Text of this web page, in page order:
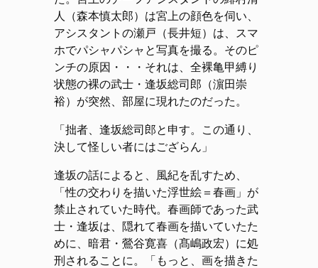
人（森本慎太郎）は宮上の顔色を伺い、
アシスタントの瀬戸（長井短）は、スマ
ホでパシャパシャと写真を撮る。そのピ
ンチの原因・・・それは、全裸亀甲縛り
状態の裸の武士・逢坂総司郎（濵田崇
裕）が突然、部屋に現れたのだった。
「拙者、逢坂総司郎と申す。この通り、
決して怪しい者にはござらん」
逢坂の話によると、風紀を乱すため、
「性の交わりを描いた浮世絵＝春画」が
禁止されていた時代。春画師であった武
士・逢坂は、隠れて春画を描いていたた
めに、暗君・鶯谷寛喜（髙嶋政宏）に処
刑されることに。「もっと、画を描きた